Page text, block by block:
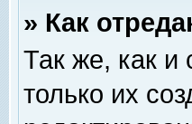
» Как
Так же, как и
только их